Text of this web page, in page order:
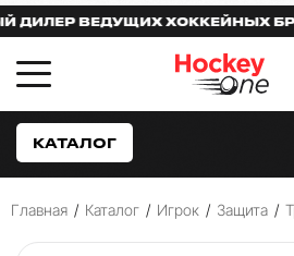
ВЕДУЩИХ ХОККЕЙНЫХ
КАТАЛОГ
Главная / Каталог / Игрок / Защита /